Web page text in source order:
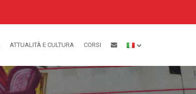
ATTUALITÀ E CULTURA CORSI